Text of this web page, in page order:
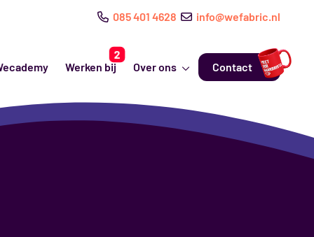
085 401 4628 info@wefabric.nl
Werken bij Over ons Contact